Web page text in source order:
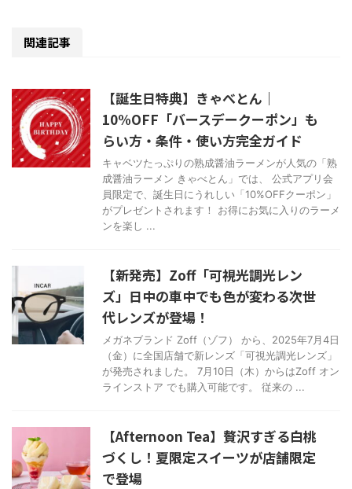
関連記事
【誕生日特典】きゃべとん｜
10%OFF「バースデークーポン」も
らい方・条件・使い方完全ガイド
キャベツたっぷりの熟成醤油ラーメンが人気の「熟
成醤油ラーメン きゃべとん」では、 公式アプリ会
員限定で、誕生日にうれしい「10%OFFクーポン」
がプレゼントされます！ お得にお気に入りのラーメ
ンを楽し ...
【新発売】Zoff「可視光調光レン
ズ」日中の車中でも色が変わる次世
代レンズが登場！
メガネブランド Zoff（ゾフ） から、2025年7月4日
（金）に全国店舗で新レンズ「可視光調光レンズ」
が発売されました。 7月10日（木）からはZoff オン
ラインストア でも購入可能です。 従来の ...
【Afternoon Tea】贅沢すぎる白桃
づくし！夏限定スイーツが店舗限定
で登場